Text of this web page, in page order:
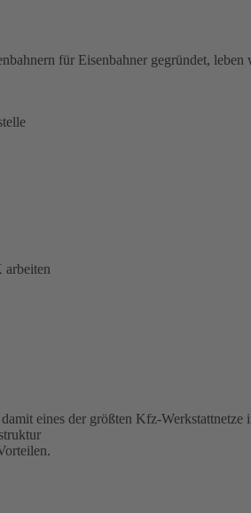
für Eisenbahner gegründet,
arbeiten
eines der größten Kfz-Werkstattnetze